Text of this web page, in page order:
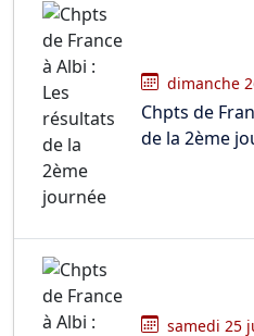
dimanche
Chpts de
de la 2ème
samedi 25